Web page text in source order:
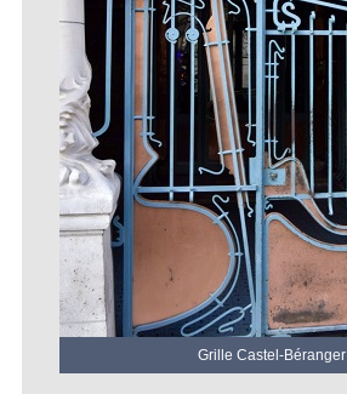
Grille Castel-Béranger